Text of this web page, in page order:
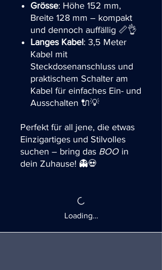
Grösse: Höhe 152 mm,
Breite 128 mm – kompakt
und dennoch auffällig 📏👌
Langes Kabel: 3,5 Meter
Kabel mit
Steckdosenanschluss und
praktischem Schalter am
Kabel für einfaches Ein- und
Ausschalten 🔌💡
Perfekt für all jene, die etwas
Einzigartiges und Stilvolles
suchen – bring das BOO in
dein Zuhause! 👻💀
Loading…